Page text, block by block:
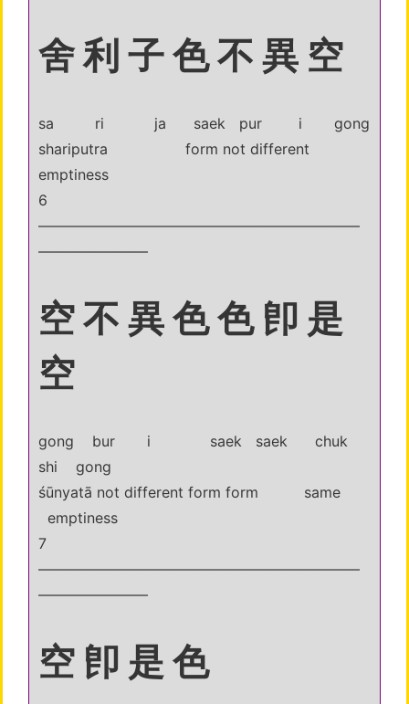
舍 利 子 色 不 異 空
sa ri ja saek pur i gong
shariputra form not different
emptiness
6
——————————————————————
———————–
空 不 異 色 色 卽 是
空
gong bur i saek saek chuk
shi gong
śūnyatā not different form form same
emptiness
7
——————————————————————
———————–
空 卽 是 色